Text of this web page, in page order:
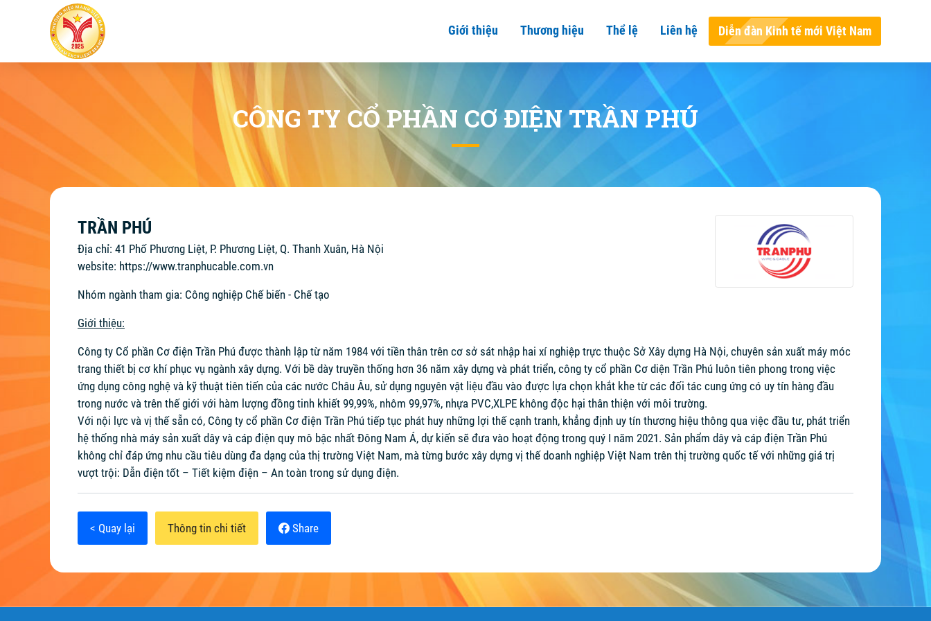
Giới thiệu Thương hiệu Thể lệ Liên hệ Diễn đàn Kinh tế mới Việt Nam
CÔNG TY CỔ PHẦN CƠ ĐIỆN TRẦN PHÚ
TRẦN PHÚ
Địa chỉ: 41 Phố Phương Liệt, P. Phương Liệt, Q. Thanh Xuân, Hà Nội
website: https://www.tranphucable.com.vn
Nhóm ngành tham gia: Công nghiệp Chế biến - Chế tạo
Giới thiệu:
Công ty Cổ phần Cơ điện Trần Phú được thành lập từ năm 1984 với tiền thân trên cơ sở sát nhập hai xí nghiệp trực thuộc Sở Xây dựng Hà Nội, chuyên sản xuất máy móc
trang thiết bị cơ khí phục vụ ngành xây dựng. Với bề dày truyền thống hơn 36 năm xây dựng và phát triển, công ty cổ phần Cơ diện Trần Phú luôn tiên phong trong việc
ứng dụng công nghệ và kỹ thuật tiên tiến của các nước Châu Âu, sử dụng nguyên vật liệu đầu vào được lựa chọn khắt khe từ các đối tác cung ứng có uy tín hàng đầu
trong nước và trên thế giới với hàm lượng đồng tinh khiết 99,99%, nhôm 99,97%, nhựa PVC,XLPE không độc hại thân thiện với môi trường.
Với nội lực và vị thế sẵn có, Công ty cổ phần Cơ điện Trần Phú tiếp tục phát huy những lợi thế cạnh tranh, khẳng định uy tín thương hiệu thông qua việc đầu tư, phát triển
hệ thống nhà máy sản xuất dây và cáp điện quy mô bậc nhất Đông Nam Á, dự kiến sẽ đưa vào hoạt động trong quý I năm 2021. Sản phẩm dây và cáp điện Trần Phú
không chỉ đáp ứng nhu cầu tiêu dùng đa dạng của thị trường Việt Nam, mà từng bước xây dựng vị thế doanh nghiệp Việt Nam trên thị trường quốc tế với những giá trị
vượt trội: Dẫn điện tốt – Tiết kiệm điện – An toàn trong sử dụng điện.
< Quay lại Thông tin chi tiết Share